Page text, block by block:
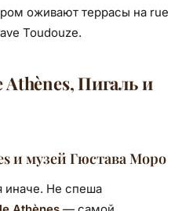
оживают террасы на rue
Toudouze.
Пигаль и
и музей Гюстава Моро
иначе. Не спеша